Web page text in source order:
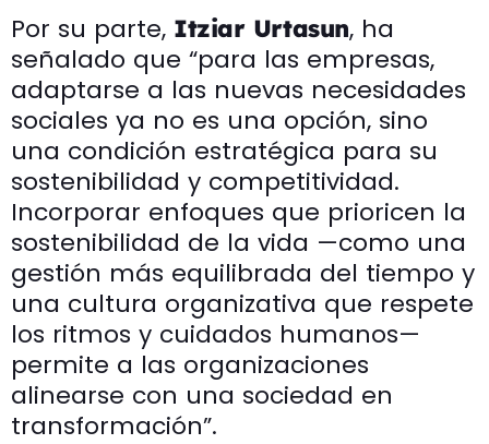
Por su parte, Itziar Urtasun, ha
señalado que “para las empresas,
adaptarse a las nuevas necesidades
sociales ya no es una opción, sino
una condición estratégica para su
sostenibilidad y competitividad.
Incorporar enfoques que prioricen la
sostenibilidad de la vida —como una
gestión más equilibrada del tiempo y
una cultura organizativa que respete
los ritmos y cuidados humanos—
permite a las organizaciones
alinearse con una sociedad en
transformación”.